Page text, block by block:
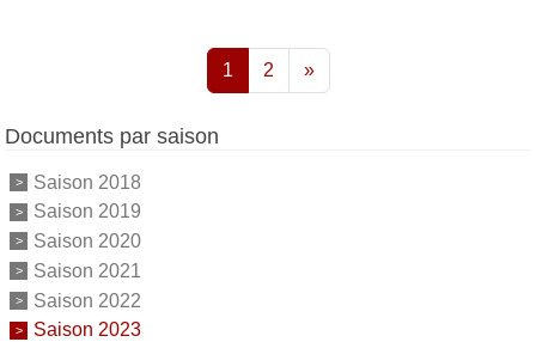
1 2 »
Documents par saison
Saison 2018
Saison 2019
Saison 2020
Saison 2021
Saison 2022
Saison 2023